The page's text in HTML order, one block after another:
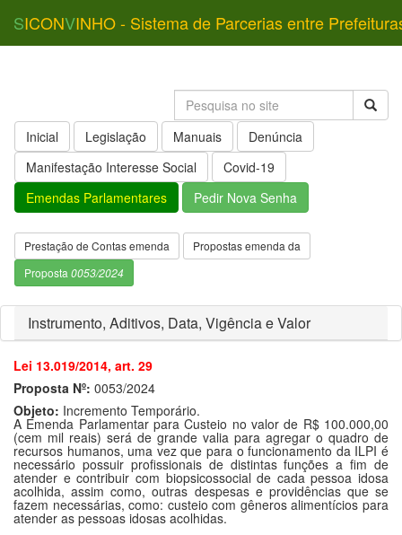
SICONVINHO - Sistema de Parcerias entre
Inicial Legislação Manuais
Denúncia
Manifestação Interesse Social
Covid-19
Emendas Parlamentares
Pedir Nova Senha
Prestação de Contas emenda
Propostas emenda da
Proposta 0053/2024
Instrumento, Aditivos, Data, Vigência e Valor
Lei 13.019/2014, art. 29
Proposta Nº: 0053/2024
Objeto: Incremento Temporário.
A Emenda Parlamentar para Custeio no valor de R$ 100.000,00
(cem mil reais) será de grande valia para agregar o quadro de
recursos humanos, uma vez que para o funcionamento da ILPI é
necessário possuir profissionais de distintas funções a fim de
atender e contribuir com biopsicossocial de cada pessoa idosa
acolhida, assim como, outras despesas e providências que se
fazem necessárias, como: custeio com gêneros alimentícios para
atender as pessoas idosas acolhidas.